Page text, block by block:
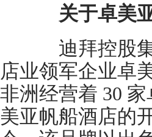
关于卓美
迪拜控股集
店业领军企业卓
非洲经营着 30
美亚帆船酒店的